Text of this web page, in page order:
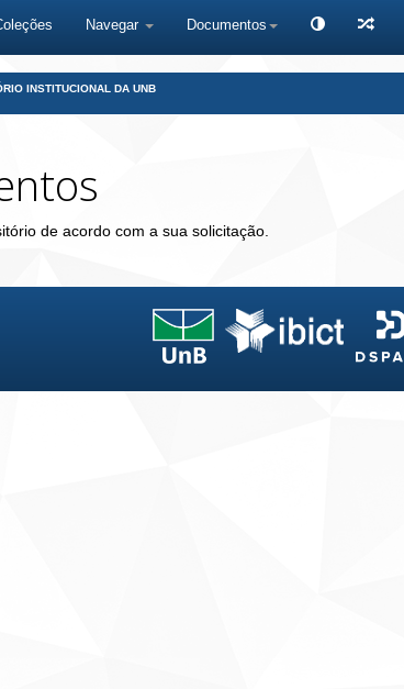
Navegar Documentos
INSTITUCIONAL DA UNB
de acordo com a sua solicitação.